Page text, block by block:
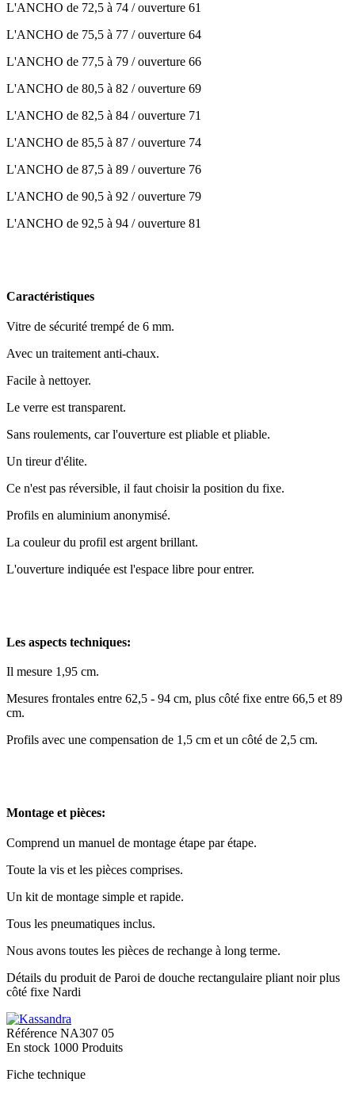
L'ANCHO de 72,5 à 74 / ouverture 61
L'ANCHO de 75,5 à 77 / ouverture 64
L'ANCHO de 77,5 à 79 / ouverture 66
L'ANCHO de 80,5 à 82 / ouverture 69
L'ANCHO de 82,5 à 84 / ouverture 71
L'ANCHO de 85,5 à 87 / ouverture 74
L'ANCHO de 87,5 à 89 / ouverture 76
L'ANCHO de 90,5 à 92 / ouverture 79
L'ANCHO de 92,5 à 94 / ouverture 81
Caractéristiques
Vitre de sécurité trempé de 6 mm.
Avec un traitement anti-chaux.
Facile à nettoyer.
Le verre est transparent.
Sans roulements, car l'ouverture est pliable et pliable.
Un tireur d'élite.
Ce n'est pas réversible, il faut choisir la position du fixe.
Profils en aluminium anonymisé.
La couleur du profil est argent brillant.
L'ouverture indiquée est l'espace libre pour entrer.
Les aspects techniques:
Il mesure 1,95 cm.
Mesures frontales entre 62,5 - 94 cm, plus côté fixe entre 66,5 et 89
cm.
Profils avec une compensation de 1,5 cm et un côté de 2,5 cm.
Montage et pièces:
Comprend un manuel de montage étape par étape.
Toute la vis et les pièces comprises.
Un kit de montage simple et rapide.
Tous les pneumatiques inclus.
Nous avons toutes les pièces de rechange à long terme.
Détails du produit de Paroi de douche rectangulaire pliant noir plus
côté fixe Nardi
Référence NA307 05
En stock 1000 Produits
Fiche technique